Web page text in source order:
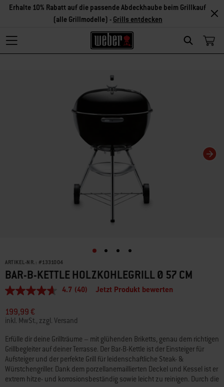
Search
Erhalte 10% Rabatt auf die passende Abdeckhaube beim Grillkauf
(alle Grillmodelle) - Grills entdecken
Changing this current slide of this carousel will change the current slide of
ARTIKEL-NR.: #1331004
BAR-B-KETTLE HOLZKOHLEGRILL Ø 57 CM
4.7
5
Sternen,
Durchschnittswert
der
Bewertung.
Read
40
Reviews.
Link
auf
4.7 (40) Jetzt Produkt bewerten
199,99 €
inkl. MwSt., zzgl. Versand
Erfülle dir deine Grillträume – mit glühenden Briketts, genau dem richtigen
Grillbegleiter auf deiner Terrasse. Der Bar-B-Kettle ist der Einsteiger für
Aufsteiger und der perfekte Grill für leidenschaftliche Steak- &
Würstchengriller. Dank dem porzellanemaillierten Deckel und Kessel ist er
extrem hitze- und korrosionsbeständig sowie leicht zu reinigen. Durch die